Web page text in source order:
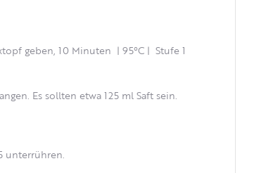
geben, 10 Minuten | 95°C | Stufe 1
Es sollten etwa 125 ml Saft sein.
unterrühren.